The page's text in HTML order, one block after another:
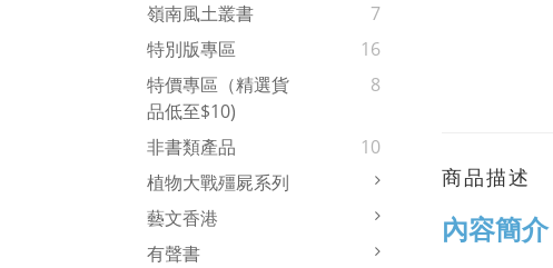
嶺南風土叢書
7
特別版專區
16
特價專區（精選貨
品低至$10)
8
非書類產品
10
植物大戰殭屍系列
藝文香港
有聲書
商品描述
內容簡介